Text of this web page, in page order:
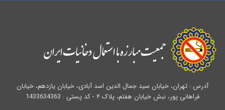
آدرس : تهران، خیابان سید جمال الدین اسد آبادی، خیابان یازدهم، خیابان
فراهانی پور، نبش خیابان هفتم، پلاک ۴ - کد پستی : 1433634363